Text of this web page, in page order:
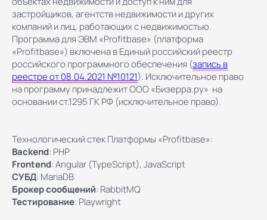
застройщиков, агентств недвижимости и других
компаний и лиц, работающих с недвижимостью.
Программа для ЭВМ «Profitbase» (платформа
«Profitbase») включена в Единый российский реестр
российского программного обеспечения (запись в
реестре от 08.04.2021 №10121). Исключительное право
на программу принадлежит ООО «Бизерра.ру» на
основании ст.1295 ГК РФ (исключительное право).
Технологический стек Платформы «Profitbase»:
Backend: PHP
Frontend: Angular (TypeScript), JavaScript
СУБД: MariaDB
Брокер сообщений: RabbitMQ
Тестирование: Playwright
Техническая поддержка
support@profitbase.ru
+7 727 312 36 78
Для звонков из других стран
Для звонков из РФ
8 800 222 79 89